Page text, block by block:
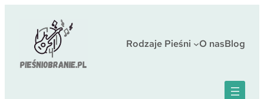
Rodzaje Pieśni O nasBlog